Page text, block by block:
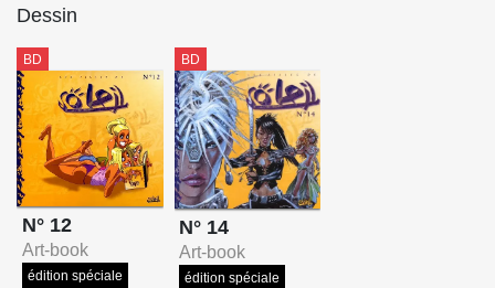
Dessin
BD
N° 12
Art-book
édition spéciale
BD
N° 14
Art-book
édition spéciale